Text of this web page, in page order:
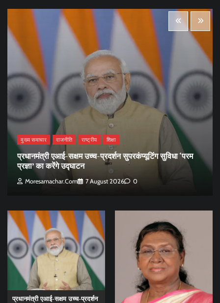
मुख्य समाचार राजनीति राष्ट्रीय शिक्षा
प्रधानमंत्री एआई-सक्षम उच्च-प्रदर्शन सुपरकंप्यूटिंग सुविधा ‘परम
प्रज्ञा’ का करेंगे उद्घाटन
Moresamachar.com 7 August 2026 0
प्रधानमंत्री एआई-सक्षम उच्च-प्रदर्शन